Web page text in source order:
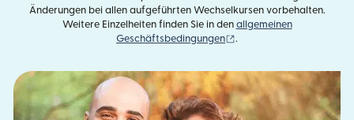
Änderungen bei allen aufgeführten Wechselkursen vorbehalten.
Weitere Einzelheiten finden Sie in den allgemeinen
Geschäftsbedingungen
.